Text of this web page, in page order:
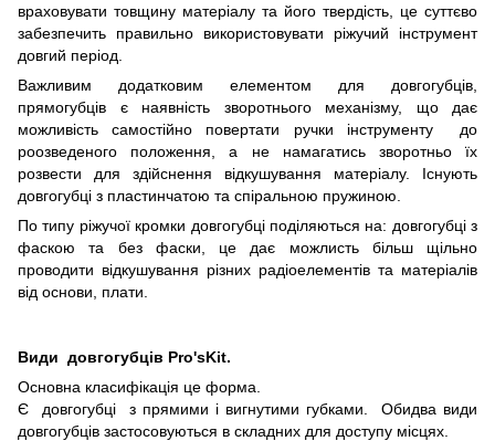
враховувати товщину матеріалу та його твердість, це суттєво
забезпечить правильно використовувати ріжучий інструмент
довгий період.
Важливим додатковим елементом для довгогубців,
прямогубців є наявність зворотнього механізму, що дає
можливість самостійно повертати ручки інструменту до
роозведеного положення, а не намагатись зворотньо їх
розвести для здійснення відкушування матеріалу. Існують
довгогубці з пластинчатою та спіральною пружиною.
По типу ріжучої кромки довгогубці поділяються на: довгогубці з
фаскою та без фаски, це дає можлисть більш щільно
проводити відкушування різних радіоелементів та матеріалів
від основи, плати.
Види довгогубців Pro'sKit.
Основна класифікація це форма.
Є довгогубці з прямими і вигнутими губками. Обидва види
довгогубців застосовуються в складних для доступу місцях.